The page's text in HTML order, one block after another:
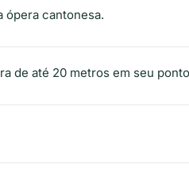
ópera cantonesa.
de até 20 metros em seu